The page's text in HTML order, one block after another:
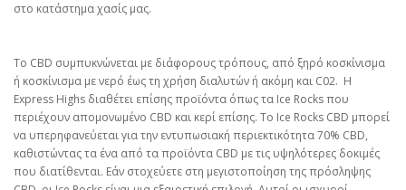
στο κατάστημα χασίς μας.
Το CBD συμπυκνώνεται με διάφορους τρόπους, από ξηρό κοσκίνισμα
ή κοσκίνισμα με νερό έως τη χρήση διαλυτών ή ακόμη και C02. Η
Express Highs διαθέτει επίσης προϊόντα όπως τα Ice Rocks που
περιέχουν απομονωμένο CBD και κερί επίσης. Το Ice Rocks CBD μπορεί
να υπερηφανεύεται για την εντυπωσιακή περιεκτικότητα 70% CBD,
καθιστώντας τα ένα από τα προϊόντα CBD με τις υψηλότερες δοκιμές
που διατίθενται. Εάν στοχεύετε στη μεγιστοποίηση της πρόσληψης